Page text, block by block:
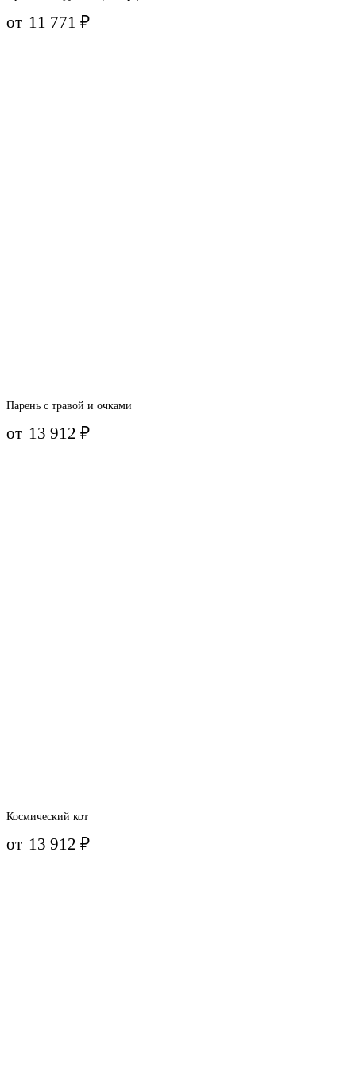
от 11 771₽
Парень с травой и очками
от 13 912₽
Космический кот
от 13 912₽